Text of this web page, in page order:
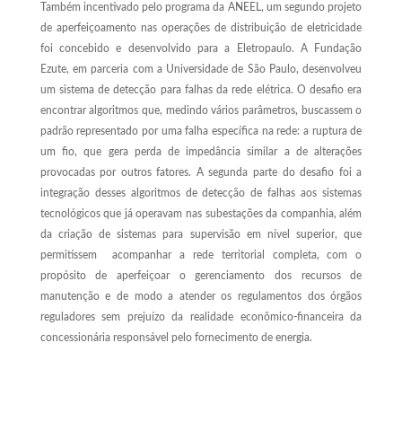
Também incentivado pelo programa da ANEEL, um segundo projeto
de aperfeiçoamento nas operações de distribuição de eletricidade
foi concebido e desenvolvido para a Eletropaulo. A Fundação
Ezute, em parceria com a Universidade de São Paulo, desenvolveu
um sistema de detecção para falhas da rede elétrica. O desafio era
encontrar algoritmos que, medindo vários parâmetros, buscassem o
padrão representado por uma falha específica na rede: a ruptura de
um fio, que gera perda de impedância similar a de alterações
provocadas por outros fatores. A segunda parte do desafio foi a
integração desses algoritmos de detecção de falhas aos sistemas
tecnológicos que já operavam nas subestações da companhia, além
da criação de sistemas para supervisão em nível superior, que
permitissem acompanhar a rede territorial completa, com o
propósito de aperfeiçoar o gerenciamento dos recursos de
manutenção e de modo a atender os regulamentos dos órgãos
reguladores sem prejuízo da realidade econômico-financeira da
concessionária responsável pelo fornecimento de energia.